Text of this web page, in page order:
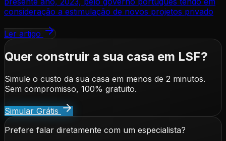
consideração a estimulação de novos projetos privado
Ler artigo
Quer construir a sua casa em LSF?
Simule o custo da sua casa em menos de 2 minutos.
Sem compromisso, 100% gratuito.
Simular Grátis
Prefere falar diretamente com um especialista?